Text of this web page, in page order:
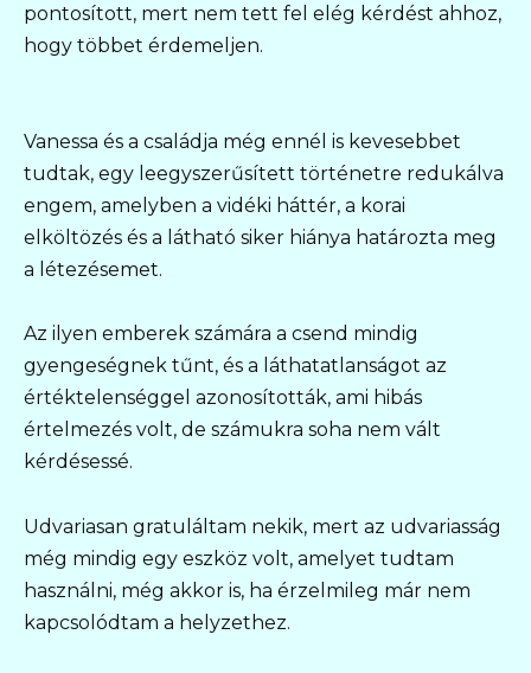
pontosított, mert nem tett fel elég kérdést ahhoz,
hogy többet érdemeljen.
Vanessa és a családja még ennél is kevesebbet
tudtak, egy leegyszerűsített történetre redukálva
engem, amelyben a vidéki háttér, a korai
elköltözés és a látható siker hiánya határozta meg
a létezésemet.
Az ilyen emberek számára a csend mindig
gyengeségnek tűnt, és a láthatatlanságot az
értéktelenséggel azonosították, ami hibás
értelmezés volt, de számukra soha nem vált
kérdésessé.
Udvariasan gratuláltam nekik, mert az udvariasság
még mindig egy eszköz volt, amelyet tudtam
használni, még akkor is, ha érzelmileg már nem
kapcsolódtam a helyzethez.